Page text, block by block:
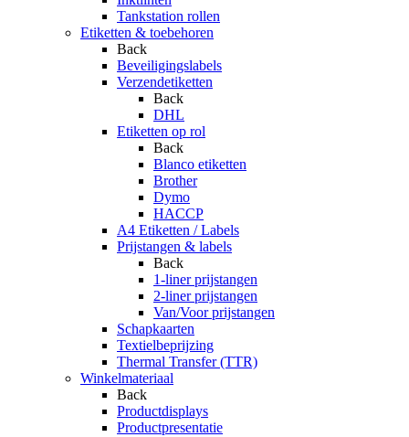
Tankstation rollen
Etiketten & toebehoren
Back
Beveiligingslabels
Verzendetiketten
Back
DHL
Etiketten op rol
Back
Blanco etiketten
Brother
Dymo
HACCP
A4 Etiketten / Labels
Prijstangen & labels
Back
1-liner prijstangen
2-liner prijstangen
Van/Voor prijstangen
Schapkaarten
Textielbeprijzing
Thermal Transfer (TTR)
Winkelmateriaal
Back
Productdisplays
Productpresentatie